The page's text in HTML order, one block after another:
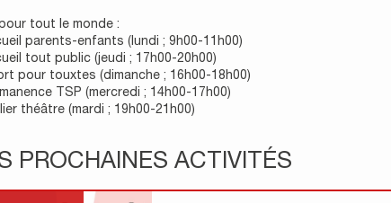
tout le monde :
parents-enfants (lundi ; 9h00-11h00)
tout public (jeudi ; 17h00-20h00)
pour touxtes (dimanche ; 16h00-18h00)
TSP (mercredi ; 14h00-17h00)
théâtre (mardi ; 19h00-21h00)
PROCHAINES ACTIVITÉS